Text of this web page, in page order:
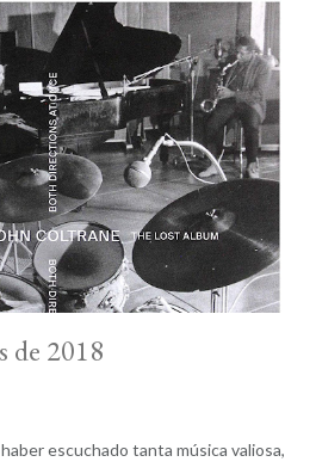
que otra visita en alguna red.
en lo que debo hacer. De hecho
será necesario de cara a 2022. En
medias que quiero terminar (un libro
libros editados en 2021 hablaremos
por celebrar), y también
con fecha cercana que puedan
de 2018
escuchado tanta música valiosa,